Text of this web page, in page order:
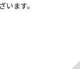
ます。